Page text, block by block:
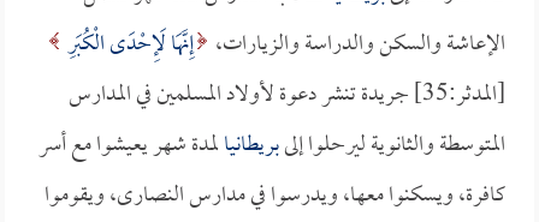
الإعاشة والسكن والدراسة والزيارات، إِنَّهَا لَإِحْدَى الْكُبَرِ
[المدثر:35] جريدة تنشر دعوة لأولاد المسلمين في المدارس
المتوسطة والثانوية ليرحلوا إلىبريطانيالمدة شهر يعيشوا مع أسر
كافرة، ويسكنوا معها، ويدرسوا في مدارس النصارى، ويقوموا